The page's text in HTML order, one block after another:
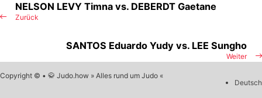
Zurück
NELSON LEVY Timna vs. DEBERDT Gaetane
Weiter
SANTOS Eduardo Yudy vs. LEE Sungho
Copyright © • 🥋 Judo.how » Alles rund um Judo «
Deutsch